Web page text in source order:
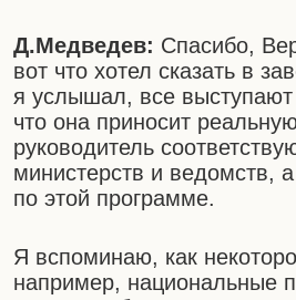
Д.Медведев: Спасибо,
вот что хотел сказать в
я услышал, все выступают
что она приносит
руководитель
министерств и ведомств,
по этой программе.
Я вспоминаю, как
например, национальные